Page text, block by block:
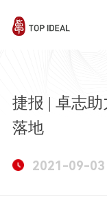
捷报 | 卓志
落地
2021-09-03